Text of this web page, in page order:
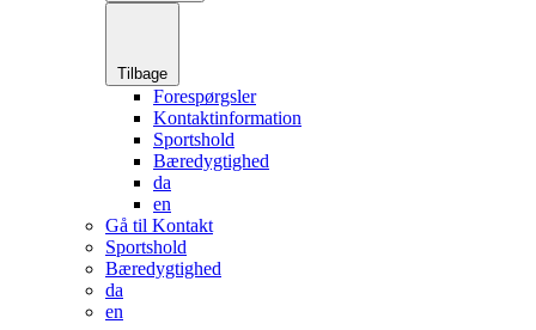
Tilbage
Forespørgsler
Kontaktinformation
Sportshold
Bæredygtighed
da
en
Gå til Kontakt
Sportshold
Bæredygtighed
da
en